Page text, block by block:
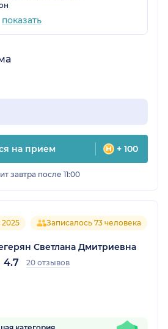
показать
на прием + 100
завтра после 11:00
Записалось 73 человека
Светлана Дмитриевна
4.7 20 отзывов